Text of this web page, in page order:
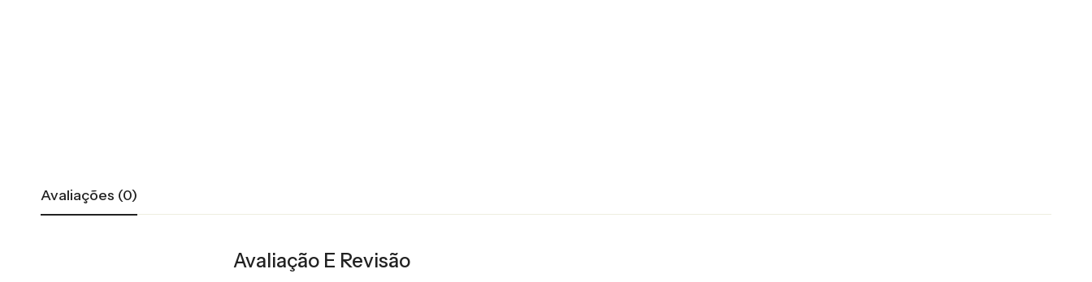
Avaliações (0)
Avaliação E Revisão